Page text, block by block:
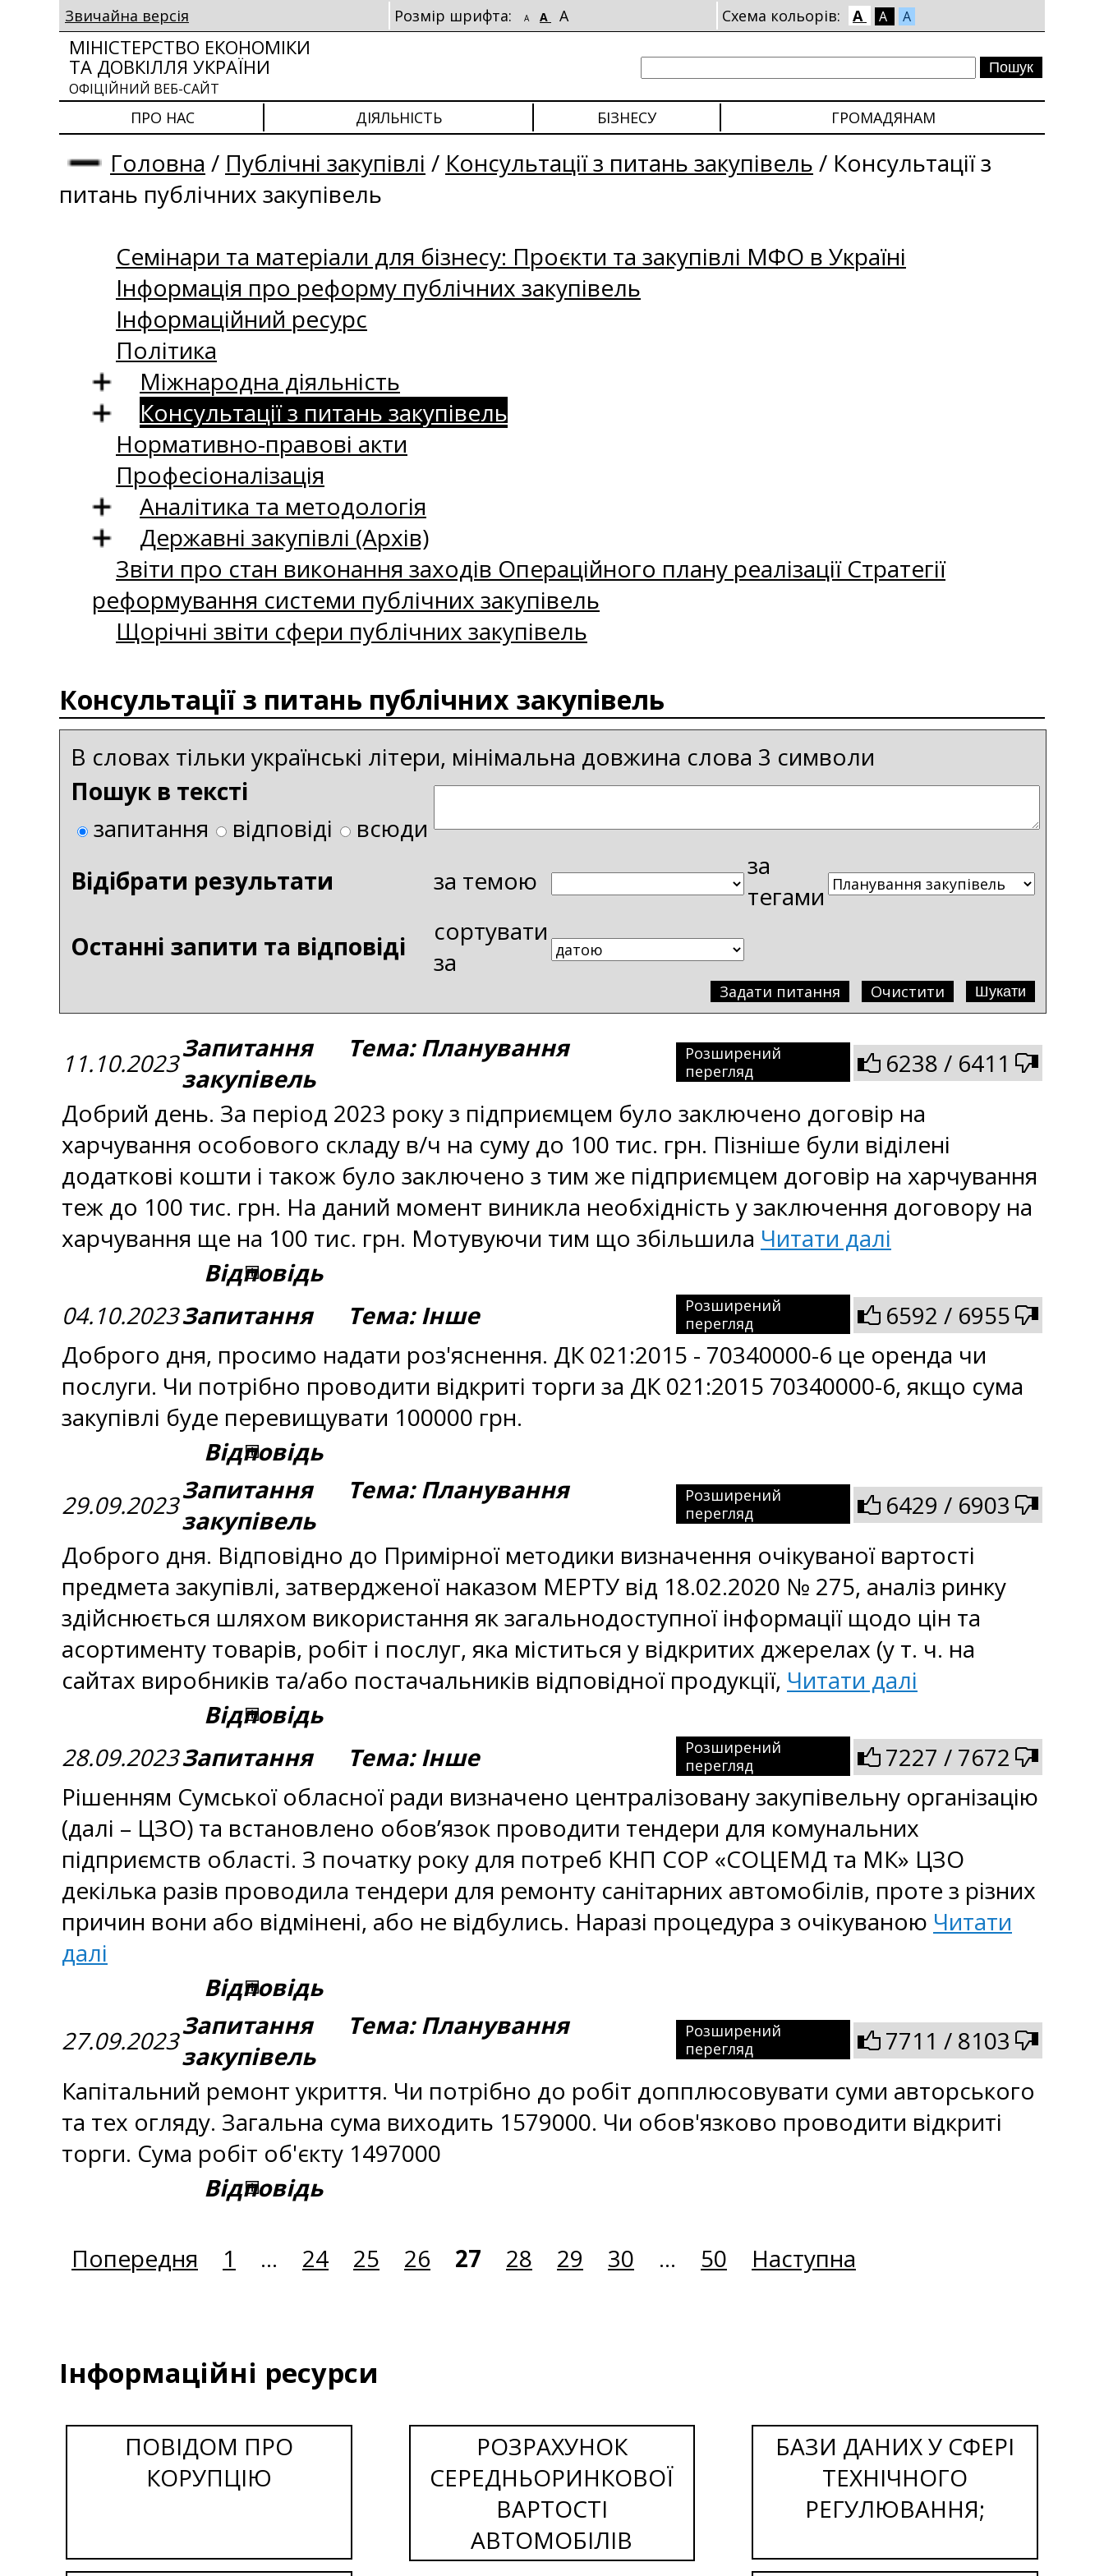
Звичайна версія Розмір шрифта: A A A Схема кольорів: A A A
МІНІСТЕРСТВО ЕКОНОМІКИ
ТА ДОВКІЛЛЯ УКРАЇНИ
ОФІЦІЙНИЙ ВЕБ-САЙТ
ПРО НАС ДІЯЛЬНІСТЬ БІЗНЕСУ ГРОМАДЯНАМ
Головна / Публічні закупівлі / Консультації з питань закупівель / Консультації з
питань публічних закупівель
Семінари та матеріали для бізнесу: Проєкти та закупівлі МФО в Україні
Інформація про реформу публічних закупівель
Інформаційний ресурс
Політика
Міжнародна діяльність
Консультації з питань закупівель
Нормативно-правові акти
Професіоналізація
Аналітика та методологія
Державні закупівлі (Архів)
Звіти про стан виконання заходів Операційного плану реалізації Стратегії
реформування системи публічних закупівель
Щорічні звіти сфери публічних закупівель
Консультації з питань публічних закупівель
В словах тільки українські літери, мінімальна довжина слова 3 символи
Пошук в тексті
запитання
відповіді
всюди
Bідібрати результати
за темою
за
тегами
Останні запити та відповіді
сортувати
за
Очистити
Задати питання
11.10.2023Запитання Тема: Планування
закупівель
Розширений
перегляд
6238 / 6411
Добрий день. За період 2023 року з підприємцем було заключено договір на
харчування особового складу в/ч на суму до 100 тис. грн. Пізніше були віділені
додаткові кошти і також було заключено з тим же підприємцем договір на харчування
теж до 100 тис. грн. На даний момент виникла необхідність у заключення договору на
харчування ще на 100 тис. грн. Мотувуючи тим що збільшила Читати далі
Відповідь
04.10.2023Запитання Тема: Інше
Розширений
перегляд
6592 / 6955
Доброго дня, просимо надати роз'яснення. ДК 021:2015 - 70340000-6 це оренда чи
послуги. Чи потрібно проводити відкриті торги за ДК 021:2015 70340000-6, якщо сума
закупівлі буде перевищувати 100000 грн.
Відповідь
29.09.2023Запитання Тема: Планування
закупівель
Розширений
перегляд
6429 / 6903
Доброго дня. Відповідно до Примірної методики визначення очікуваної вартості
предмета закупівлі, затвердженої наказом МЕРТУ від 18.02.2020 № 275, аналіз ринку
здійснюється шляхом використання як загальнодоступної інформації щодо цін та
асортименту товарів, робіт і послуг, яка міститься у відкритих джерелах (у т. ч. на
сайтах виробників та/або постачальників відповідної продукції, Читати далі
Відповідь
28.09.2023Запитання Тема: Інше
Розширений
перегляд
7227 / 7672
Рішенням Сумської обласної ради визначено централізовану закупівельну організацію
(далі – ЦЗО) та встановлено обов’язок проводити тендери для комунальних
підприємств області. З початку року для потреб КНП СОР «СОЦЕМД та МК» ЦЗО
декілька разів проводила тендери для ремонту санітарних автомобілів, проте з різних
причин вони або відмінені, або не відбулись. Наразі процедура з очікуваною Читати
далі
Відповідь
27.09.2023Запитання Тема: Планування
закупівель
Розширений
перегляд
7711 / 8103
Капітальний ремонт укриття. Чи потрібно до робіт допплюсовувати суми авторського
та тех огляду. Загальна сума виходить 1579000. Чи обов'язково проводити відкриті
торги. Сума робіт об'єкту 1497000
Відповідь
Попередня 1 ... 24 25 26 27 28 29 30 ... 50 Наступна
Інформаційні ресурси
ПОВІДОМ ПРО
КОРУПЦІЮ
РОЗРАХУНОК
СЕРЕДНЬОРИНКОВОЇ
ВАРТОСТІ
АВТОМОБІЛІВ
БАЗИ ДАНИХ У СФЕРІ
ТЕХНІЧНОГО
РЕГУЛЮВАННЯ;